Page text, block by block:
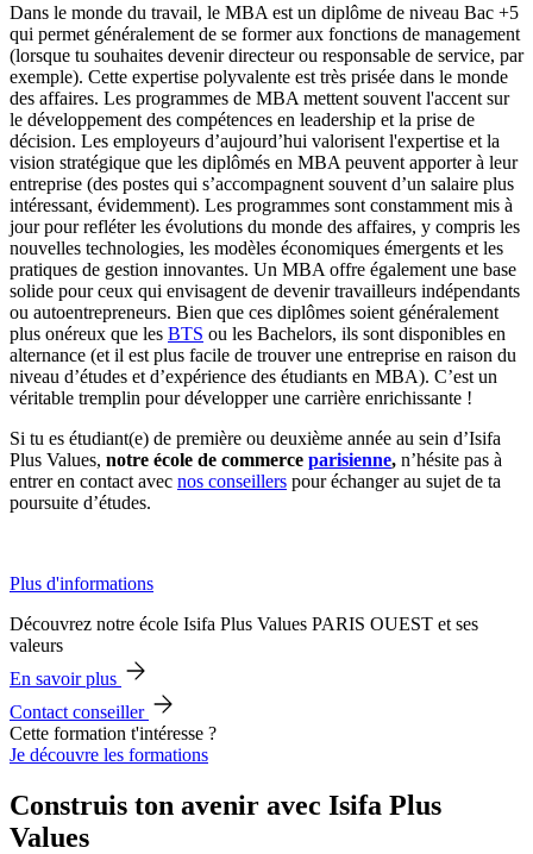
Dans le monde du travail, le MBA est un diplôme de niveau Bac +5
qui permet généralement de se former aux fonctions de management
(lorsque tu souhaites devenir directeur ou responsable de service, par
exemple). Cette expertise polyvalente est très prisée dans le monde
des affaires. Les programmes de MBA mettent souvent l'accent sur
le développement des compétences en leadership et la prise de
décision. Les employeurs d’aujourd’hui valorisent l'expertise et la
vision stratégique que les diplômés en MBA peuvent apporter à leur
entreprise (des postes qui s’accompagnent souvent d’un salaire plus
intéressant, évidemment). Les programmes sont constamment mis à
jour pour refléter les évolutions du monde des affaires, y compris les
nouvelles technologies, les modèles économiques émergents et les
pratiques de gestion innovantes. Un MBA offre également une base
solide pour ceux qui envisagent de devenir travailleurs indépendants
ou autoentrepreneurs. Bien que ces diplômes soient généralement
plus onéreux que les BTS ou les Bachelors, ils sont disponibles en
alternance (et il est plus facile de trouver une entreprise en raison du
niveau d’études et d’expérience des étudiants en MBA). C’est un
véritable tremplin pour développer une carrière enrichissante !
Si tu es étudiant(e) de première ou deuxième année au sein d’Isifa
Plus Values, notre école de commerce parisienne, n’hésite pas à
entrer en contact avec nos conseillers pour échanger au sujet de ta
poursuite d’études.
Plus d'informations
Découvrez notre école Isifa Plus Values PARIS OUEST et ses
valeurs
En savoir plus
Contact conseiller
Cette formation t'intéresse ?
Je découvre les formations
Construis ton avenir avec Isifa Plus
Values